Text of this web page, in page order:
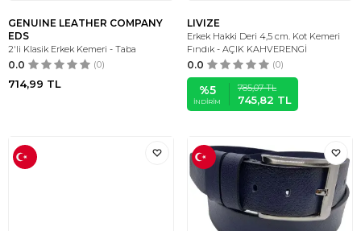
GENUINE LEATHER COMPANY
EDS
2'li Klasik Erkek Kemeri - Taba
0.0 (0)
714,99 TL
LIVIZE
Erkek Hakki Deri 4,5 cm. Kot Kemeri
Fındık - AÇIK KAHVERENGİ
0.0 (0)
%5
İNDIRIM
785,07TL
745,82 TL